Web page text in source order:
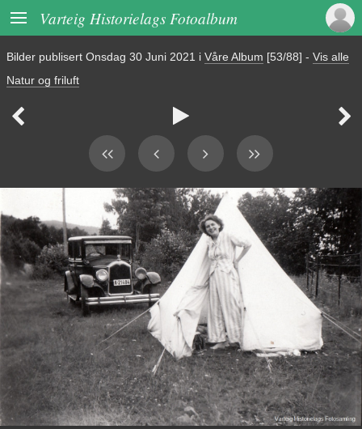
 Varteig Historielags Fotoalbum
Bilder publisert Onsdag 30 Juni 2021 i Våre Album [53/88] - Vis alle
Natur og friluft
  